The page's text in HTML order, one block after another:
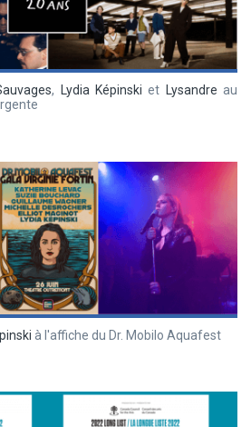
, Lydia Képinski et Lysandre au
à l'affiche du Dr. Mobilo Aquafest